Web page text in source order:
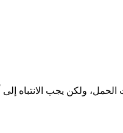
ولكن يجب الانتباه